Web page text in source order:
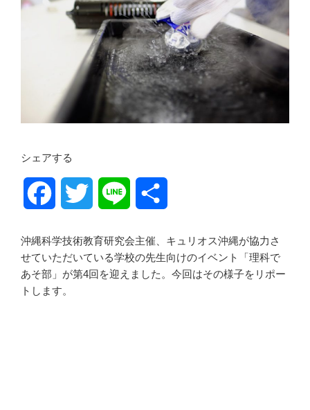
シェアする
c
e
i n
沖縄科学技術教育研究会主催、キュリオス沖縄が協力さ
せていただいている学校の先生向けのイベント「理科で
あそ部」が第4回を迎えました。今回はその様子をリポー
トします。